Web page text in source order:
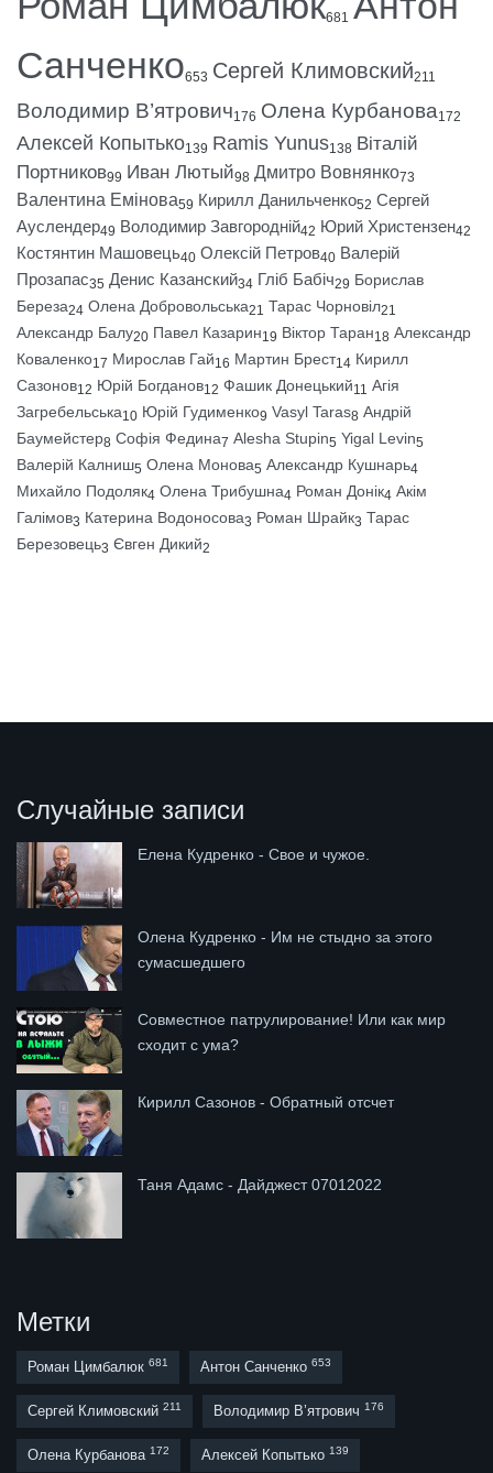
681
Санченко653 Сергей Климовский211
Володимир В’ятрович176 Олена Курбанова172
Алексей Копытько139 Ramis Yunus138 Віталій
Портников99 Иван Лютый98 Дмитро Вовнянко73
Валентина Емінова59 Кирилл Данильченко52 Сергей
Ауслендер49 Володимир Завгородній42 Юрий Христензен42
Костянтин Машовець40 Олексій Петров40 Валерій
Прозапас35 Денис Казанский34 Гліб Бабіч29 Борислав
Береза24 Олена Добровольська21 Тарас Чорновіл21
Александр Балу20 Павел Казарин19 Віктор Таран18 Александр
Коваленко17 Мирослав Гай16 Мартин Брест14 Кирилл
Сазонов12 Юрій Богданов12 Фашик Донецький11 Агія
Загребельська10 Юрій Гудименко9 Vasyl Taras8 Андрій
Баумейстер8 Софія Федина7 Alesha Stupin5 Yigal Levin5
Валерій Калниш5 Олена Монова5 Александр Кушнарь4
Михайло Подоляк4 Олена Трибушна4 Роман Донік4 Акім
Галімов3 Катерина Водоносова3 Роман Шрайк3 Тарас
Березовець3 Євген Дикий2
Случайные записи
Елена Кудренко - Свое и чужое.
Олена Кудренко - Им не стыдно за этого
сумасшедшего
Совместное патрулирование! Или как мир
сходит с ума?
Кирилл Сазонов - Обратный отсчет
Таня Адамс - Дайджест 07012022
Метки
Роман Цимбалюк 681 Антон Санченко 653
Сергей Климовский 211 Володимир В’ятрович 176
Олена Курбанова 172 Алексей Копытько 139